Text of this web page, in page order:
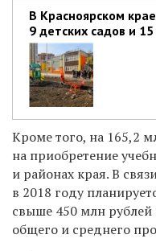
В Красноярском
9 детских садов и
Кроме того, на 165,2
на приобретение
и районах края. В
в 2018 году
свыше 450 млн
общего и среднего